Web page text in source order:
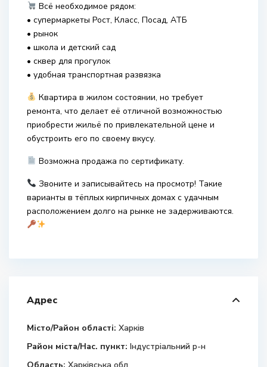
Всё необходимое рядом:
• супермаркеты Рост, Класс, Посад, АТБ
• рынок
• школа и детский сад
• сквер для прогулок
• удобная транспортная развязка
Квартира в жилом состоянии, но требует
ремонта, что делает её отличной возможностью
приобрести жильё по привлекательной цене и
обустроить его по своему вкусу.
Возможна продажа по сертификату.
Звоните и записывайтесь на просмотр! Такие
варианты в тёплых кирпичных домах с удачным
расположением долго на рынке не задерживаются.
Адрес
Місто/Район області: Харків
Район міста/Нас. пункт: Індустріальний р-н